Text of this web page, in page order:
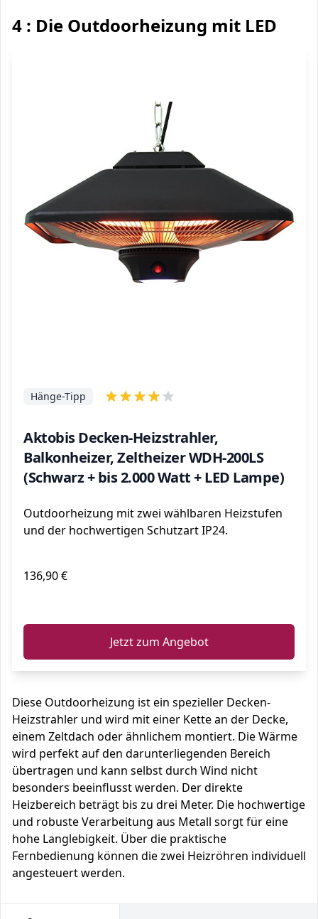
4 : Die Outdoorheizung mit LED
Aktobis Decken-Heizstrahler,
Balkonheizer, Zeltheizer WDH-200LS
(Schwarz + bis 2.000 Watt + LED Lampe)
Hänge-Tipp
Outdoorheizung mit zwei wählbaren Heizstufen
und der hochwertigen Schutzart IP24.
136,90 €
Jetzt zum Angebot
Diese Outdoorheizung ist ein spezieller Decken-
Heizstrahler und wird mit einer Kette an der Decke,
einem Zeltdach oder ähnlichem montiert. Die Wärme
wird perfekt auf den darunterliegenden Bereich
übertragen und kann selbst durch Wind nicht
besonders beeinflusst werden. Der direkte
Heizbereich beträgt bis zu drei Meter. Die hochwertige
und robuste Verarbeitung aus Metall sorgt für eine
hohe Langlebigkeit. Über die praktische
Fernbedienung können die zwei Heizröhren individuell
angesteuert werden.